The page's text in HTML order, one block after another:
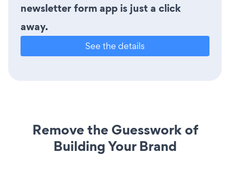
newsletter form app is just a click
away.
See the details
Remove the Guesswork of
Building Your Brand